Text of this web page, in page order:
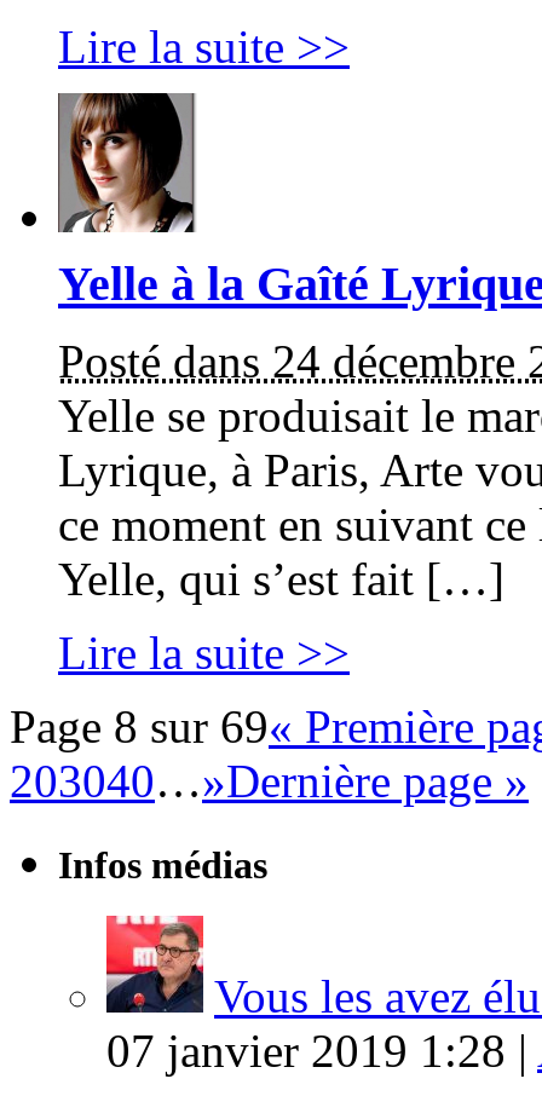
Lire la suite >>
Yelle à la Gaîté
Posté dans 24 décembre
Yelle se produisait le
Lyrique, à Paris, Arte
ce moment en suivant
Yelle, qui s’est fait […]
Lire la suite >>
Page 8 sur 69« Première
203040…»Dernière page »
Infos médias
Vous les avez
07 janvier 2019 1:28 |